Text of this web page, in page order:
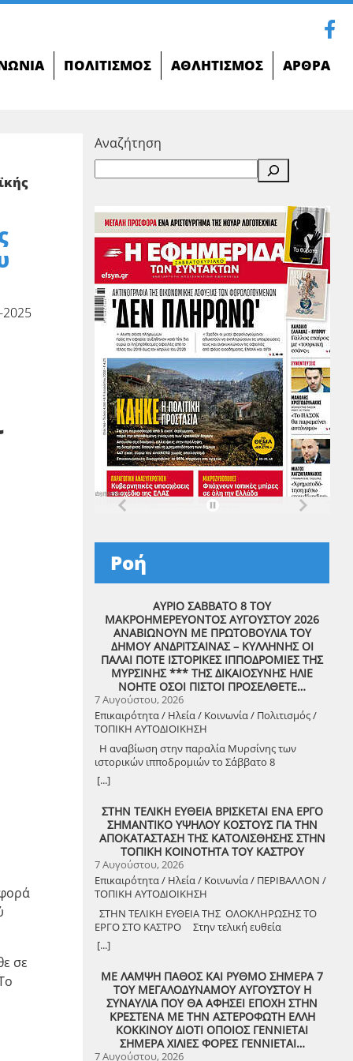
ΠΟΛΙΤΙΣΜΌΣ ΑΘΛΗΤΙΣΜΌΣ ΆΡΘΡΑ
2025
σε
Αναζήτηση
Ροή
ΑΥΡΙΟ ΣΑΒΒΑΤΟ 8 ΤΟΥ
ΜΑΚΡΟΗΜΕΡΕΥΟΝΤΟΣ ΑΥΓΟΥΣΤΟΥ 2026
ΑΝΑΒΙΩΝΟΥΝ ΜΕ ΠΡΩΤΟΒΟΥΛΙΑ ΤΟΥ
ΔΗΜΟΥ ΑΝΔΡΙΤΣΑΙΝΑΣ – ΚΥΛΛΗΝΗΣ ΟΙ
ΠΑΛΑΙ ΠΟΤΕ ΙΣΤΟΡΙΚΕΣ ΙΠΠΟΔΡΟΜΙΕΣ ΤΗΣ
ΜΥΡΣΙΝΗΣ *** ΤΗΣ ΔΙΚΑΙΟΣΥΝΗΣ ΗΛΙΕ
ΝΟΗΤΕ ΟΣΟΙ ΠΙΣΤΟΙ ΠΡΟΣΕΛΘΕΤΕ…
7 Αυγούστου, 2026
Επικαιρότητα / Ηλεία / Κοινωνία / Πολιτισμός /
ΤΟΠΙΚΗ ΑΥΤΟΔΙΟΙΚΗΣΗ
Η αναβίωση στην παραλία Μυρσίνης των
ιστορικών ιπποδρομιών το Σάββατο 8
Αυγούστου 2026
[...]
ΣΤΗΝ ΤΕΛΙΚΗ ΕΥΘΕΙΑ ΒΡΙΣΚΕΤΑΙ ΕΝΑ ΕΡΓΟ
ΣΗΜΑΝΤΙΚΟ ΥΨΗΛΟΥ ΚΟΣΤΟΥΣ ΓΙΑ ΤΗΝ
ΑΠΟΚΑΤΑΣΤΑΣΗ ΤΗΣ ΚΑΤΟΛΙΣΘΗΣΗΣ ΣΤΗΝ
ΤΟΠΙΚΗ ΚΟΙΝΟΤΗΤΑ ΤΟΥ ΚΑΣΤΡΟΥ
7 Αυγούστου, 2026
Επικαιρότητα / Ηλεία / Κοινωνία / ΠΕΡΙΒΑΛΛΟΝ /
ΤΟΠΙΚΗ ΑΥΤΟΔΙΟΙΚΗΣΗ
ΣΤΗΝ ΤΕΛΙΚΗ ΕΥΘΕΙΑ ΤΗΣ ΟΛΟΚΛΗΡΩΣΗΣ ΤΟ
ΕΡΓΟ ΣΤΟ ΚΑΣΤΡΟ Στην τελική ευθεία
ολοκλήρωσης βρίσκεται το κρίσιμο έργο
αποκατάστασης της κατολίσθησης στην Τ.Κ.
ευρώ. Έπειτα από αυτοψία που πραγματοποίησε
ο Δήμαρχος Ανδραβίδας-Κυλλήνης, Γιάννης
Λέντζας, μαζί με κλιμάκιο της Τεχνικής Υπηρεσίας
και εκπροσώπους της δημοτικής αρχής,
διαπιστώθηκε πως οι παρεμβάσεις προχωρούν
άμεσα και αυστηρά εντός των
[...]
ΜΕ ΛΑΜΨΗ ΠΑΘΟΣ ΚΑΙ ΡΥΘΜΟ ΣΗΜΕΡΑ 7
ΤΟΥ ΜΕΓΑΛΟΔΥΝΑΜΟΥ ΑΥΓΟΥΣΤΟΥ Η
ΣΥΝΑΥΛΙΑ ΠΟΥ ΘΑ ΑΦΗΣΕΙ ΕΠΟΧΗ ΣΤΗΝ
ΚΡΕΣΤΕΝΑ ΜΕ ΤΗΝ ΑΣΤΕΡΟΦΩΤΗ ΕΛΛΗ
ΚΟΚΚΙΝΟΥ ΔΙΟΤΙ ΟΠΟΙΟΣ ΓΕΝΝΙΕΤΑΙ
ΣΗΜΕΡΑ ΧΙΛΙΕΣ ΦΟΡΕΣ ΓΕΝΝΙΕΤΑΙ…
7 Αυγούστου, 2026